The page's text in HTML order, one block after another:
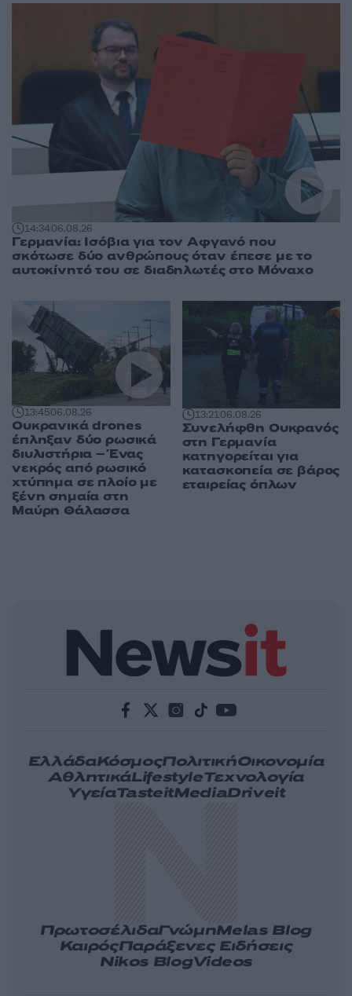
14:3406.08.26
Γερμανία: Ισόβια για τον Αφγανό που
σκότωσε δύο ανθρώπους όταν έπεσε με το
αυτοκίνητό του σε διαδηλωτές στο Μόναχο
13:4506.08.26
Ουκρανικά drones
έπληξαν δύο ρωσικά
διυλιστήρια – Ένας
νεκρός από ρωσικό
χτύπημα σε πλοίο με
ξένη σημαία στη
Μαύρη Θάλασσα
13:2106.08.26
Συνελήφθη Ουκρανός
στη Γερμανία
κατηγορείται για
κατασκοπεία σε βάρος
εταιρείας όπλων
ΕλλάδαΚόσμοςΠολιτικήΟικονομία
ΑθλητικάLifestyleΤεχνολογία
ΥγείαTasteitMediaDriveit
ΠρωτοσέλιδαΓνώμηMelas Blog
ΚαιρόςΠαράξενες Ειδήσεις
Nikos BlogVideos